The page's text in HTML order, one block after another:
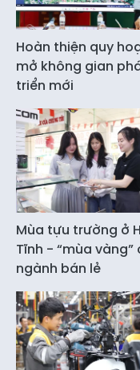
Hoàn thiện quy
mở không gian
triển mới
Mùa tựu trường ở
Tĩnh - “mùa vàng”
ngành bán lẻ